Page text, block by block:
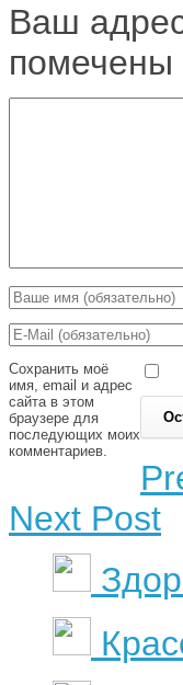
Ваш
помечены
Сохранить моё
имя, email и адрес
сайта в этом
браузере для
последующих моих
комментариев.
Next Post